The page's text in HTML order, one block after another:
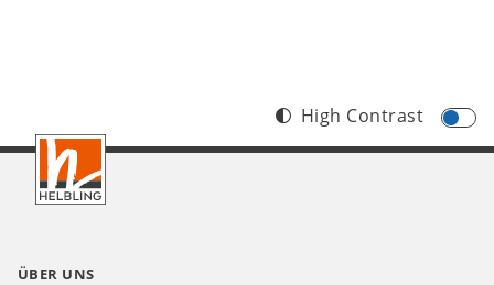
Footer
DE
High Contrast
ÜBER UNS